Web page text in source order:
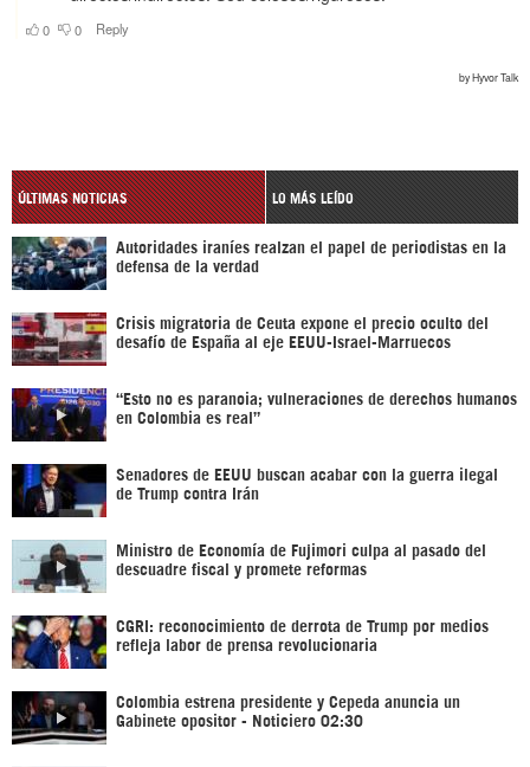
ÚLTIMAS NOTICIAS LO MÁS LEÍDO
Autoridades iraníes realzan el papel de periodistas en la
defensa de la verdad
Crisis migratoria de Ceuta expone el precio oculto del
desafío de España al eje EEUU-Israel-Marruecos
“Esto no es paranoia; vulneraciones de derechos humanos
en Colombia es real”
Senadores de EEUU buscan acabar con la guerra ilegal
de Trump contra Irán
Ministro de Economía de Fujimori culpa al pasado del
descuadre fiscal y promete reformas
CGRI: reconocimiento de derrota de Trump por medios
refleja labor de prensa revolucionaria
Colombia estrena presidente y Cepeda anuncia un
Gabinete opositor - Noticiero 02:30